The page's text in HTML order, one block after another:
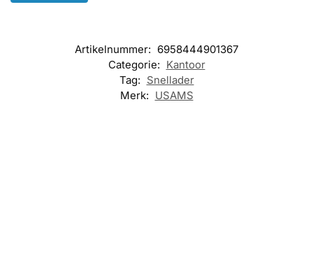
Artikelnummer: 6958444901367
Categorie: Kantoor
Tag: Snellader
Merk: USAMS